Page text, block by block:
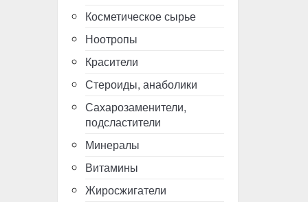
Косметическое сырье
Ноотропы
Красители
Стероиды, анаболики
Сахарозаменители,
подсластители
Минералы
Витамины
Жиросжигатели